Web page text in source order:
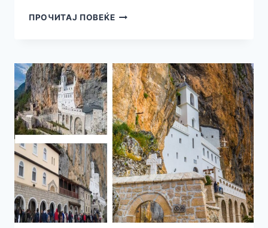
ПРОЧИТАЈ ПОВЕЌЕНАШ
ЛЕТО:
БУДВА-
СОВРШЕНА
ХИТ
ДЕСТИНАЦИЈА